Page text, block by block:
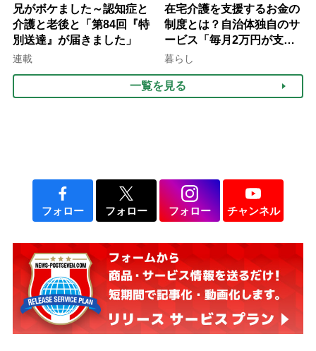
兄がボケました～認知症と
介護と老後と「第84回『特
別送達』が届きました」
連載
在宅介護を支援するお金の
制度とは？自治体独自のサ
ービス「毎月2万円が支給
される」ケースも【FP解
暮らし
一覧を見る
フォロー フォロー フォロー チャンネル